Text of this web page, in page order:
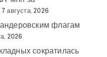
7 августа, 2026
флагам
2026
сократилась